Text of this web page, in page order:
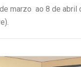
marzo ao 8 de abril